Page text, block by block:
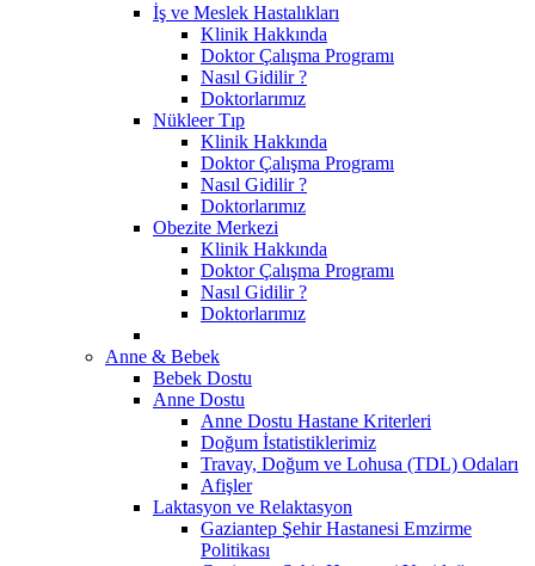
İş ve Meslek Hastalıkları
Klinik Hakkında
Doktor Çalışma Programı
Nasıl Gidilir ?
Doktorlarımız
Nükleer Tıp
Klinik Hakkında
Doktor Çalışma Programı
Nasıl Gidilir ?
Doktorlarımız
Obezite Merkezi
Klinik Hakkında
Doktor Çalışma Programı
Nasıl Gidilir ?
Doktorlarımız
Anne & Bebek
Bebek Dostu
Anne Dostu
Anne Dostu Hastane Kriterleri
Doğum İstatistiklerimiz
Travay, Doğum ve Lohusa (TDL) Odaları
Afişler
Laktasyon ve Relaktasyon
Gaziantep Şehir Hastanesi Emzirme
Politikası